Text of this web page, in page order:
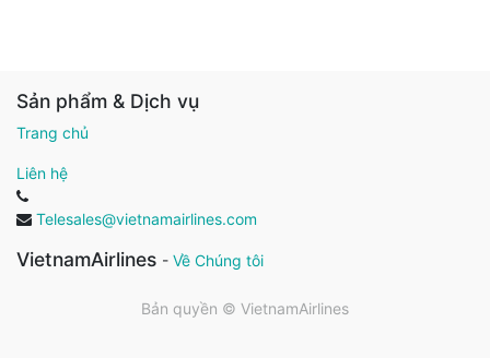
Sản phẩm & Dịch vụ
Trang chủ
Liên hệ
Telesales@vietnamairlines.com
VietnamAirlines - Về Chúng tôi
Bản quyền © VietnamAirlines